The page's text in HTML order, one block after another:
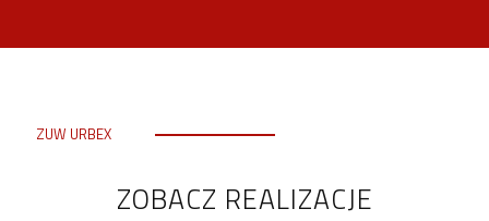
ZUW URBEX
ZOBACZ REALIZACJE